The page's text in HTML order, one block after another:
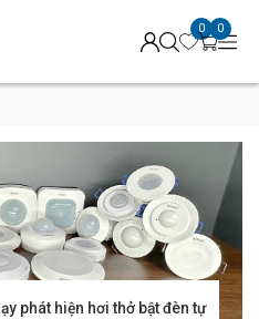
0 0
phát hiện hơi thở bật đèn tự